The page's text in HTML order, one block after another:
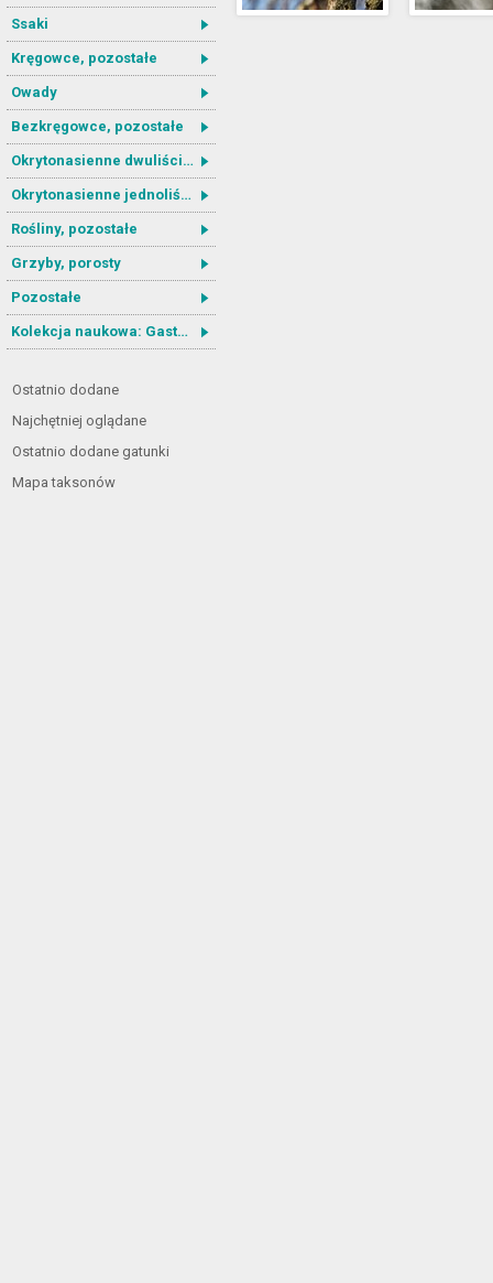
Ssaki
Kręgowce, pozostałe
Owady
Bezkręgowce, pozostałe
Okrytonasienne dwuliścienne
Okrytonasienne jednoliścienne
Rośliny, pozostałe
Grzyby, porosty
Pozostałe
Kolekcja naukowa: Gastrotricha
Ostatnio dodane
Najchętniej oglądane
Ostatnio dodane gatunki
Mapa taksonów